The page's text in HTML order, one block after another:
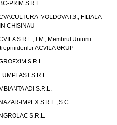
PRIM S.R.L.
MOLDOVA I.S., FILIALA
CHISINAU
S.R.L., I.M., Membrul Uniunii
ACVILA GRUP
S.R.L.
S.R.L.
ADI S.R.L.
IMPEX S.R.L., S.C.
S.R.L.